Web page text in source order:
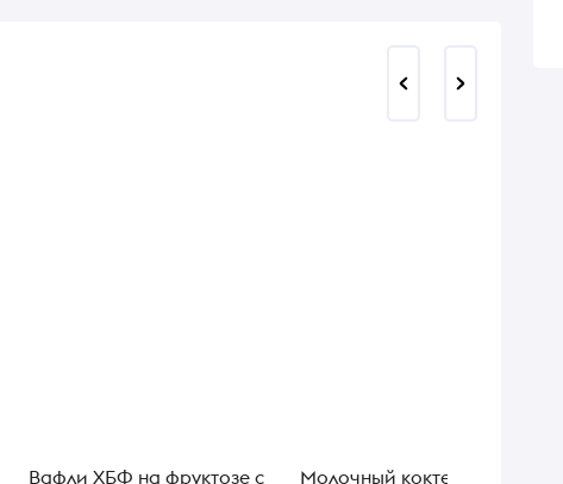
Вафли ХБФ на фруктозе с
Молочный коктейль Danone